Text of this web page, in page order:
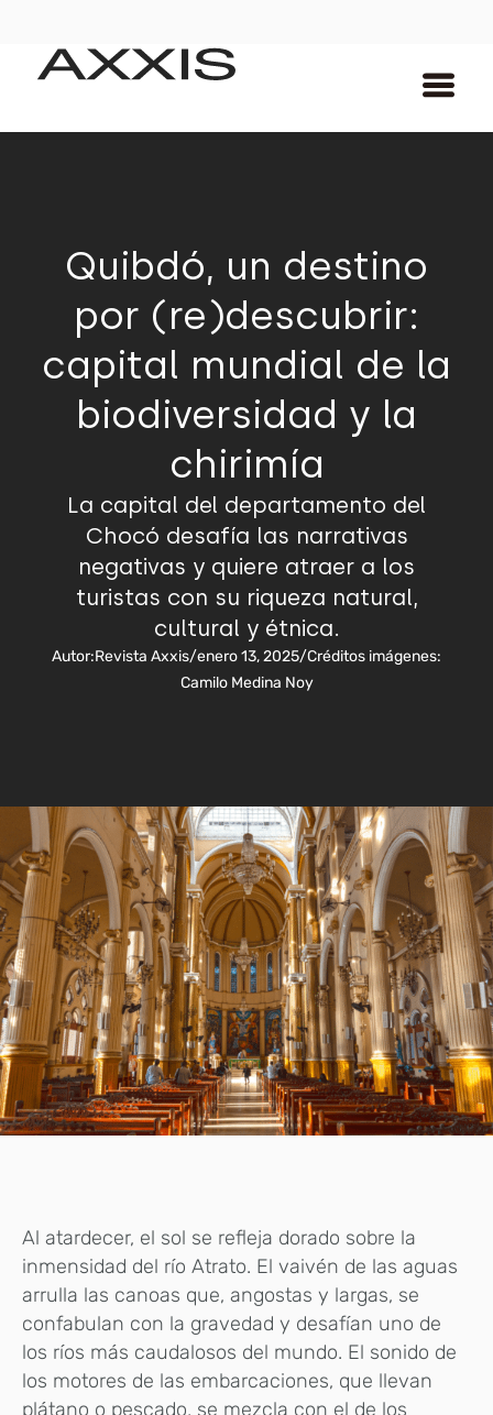
Quibdó, un destino
por (re)descubrir:
capital mundial de la
biodiversidad y la
chirimía
La capital del departamento del
Chocó desafía las narrativas
negativas y quiere atraer a los
turistas con su riqueza natural,
cultural y étnica.
Autor:Revista Axxis/enero 13, 2025/Créditos imágenes:
Camilo Medina Noy
Al atardecer, el sol se refleja dorado sobre la
inmensidad del río Atrato. El vaivén de las aguas
arrulla las canoas que, angostas y largas, se
confabulan con la gravedad y desafían uno de
los ríos más caudalosos del mundo. El sonido de
los motores de las embarcaciones, que llevan
plátano o pescado, se mezcla con el de los